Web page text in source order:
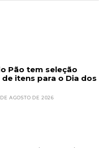
Pão tem seleção
de itens para o Dia dos
AGOSTO DE 2026